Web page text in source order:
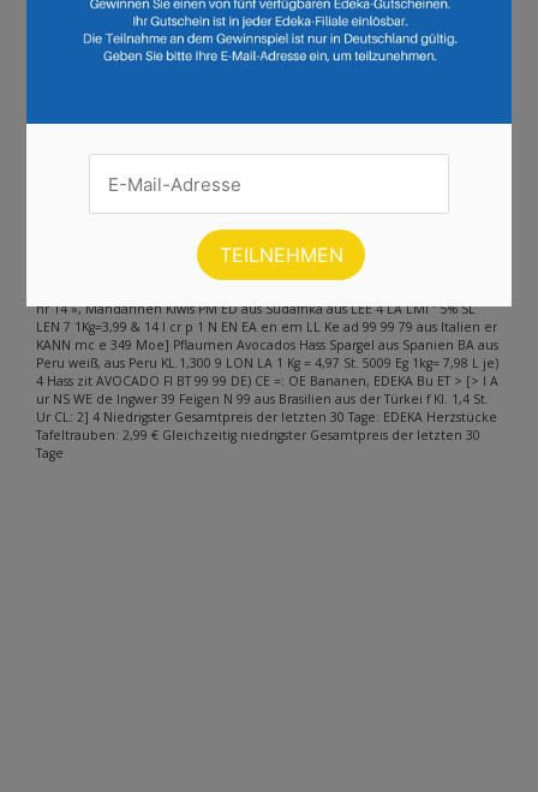
Seite :12345678910111213141516171819
Weiter
Seite
möglicherweise Fehler enthält
FEN, FT, pie re 3STÜCK K me km AT aus Frankreich Nicht mit Ag
hr 14 », Mandarinen Kiwis PM ED aus Südafrika aus LEE 4 LA LMI ” 5% SL
LEN 7 1Kg=3,99 & 14 I cr p 1 N EN EA en em LL Ke ad 99 99 79 aus Italien er
KANN mc e 349 Moe] Pflaumen Avocados Hass Spargel aus Spanien BA aus
Peru weiß, aus Peru KL.1,300 9 LON LA 1 Kg = 4,97 St. 5009 Eg 1kg= 7,98 L je)
4 Hass zit AVOCADO Fl BT 99 99 DE) CE =: OE Bananen, EDEKA Bu ET > [> I A
ur NS WE de Ingwer 39 Feigen N 99 aus Brasilien aus der Türkei f Kl. 1,4 St.
Ur CL: 2] 4 Niedrigster Gesamtpreis der letzten 30 Tage: EDEKA Herzstücke
Tafeltrauben: 2,99 € Gleichzeitig niedrigster Gesamtpreis der letzten 30
Tage